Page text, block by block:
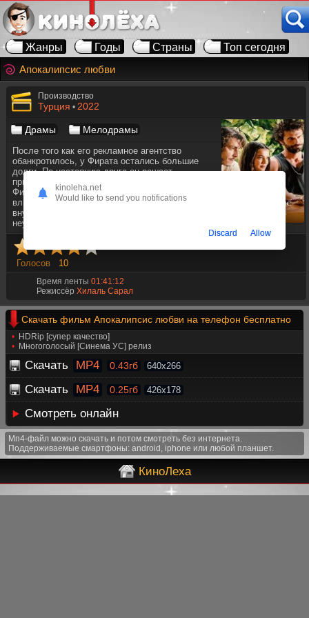
Жанры Годы Страны
Топ сегодня
Апокалипсис любви
Производство
Турция • 2022
Драмы Мелодрамы
После того как его рекламное агентство
обанкротилось, у Фирата остались большие
долги. По настоянию друга он решает
присоединиться к ретриту йоги на природе. Там
Фират знакомится с певицей, в которую
влюбляется. Вместе они отправляются во
внутреннее путешествие, чтобы преодолеть
неуверенность и найти друг друга.
Голосов 10
Время ленты 01:41:12
Режиссёр Хилаль Сарал
Скачать фильм Апокалипсис любви на телефон бесплатно
HDRip [супер качество]
Многоголосый [Синема УС] релиз
Скачать MP4 0.43гб 640x266
Скачать MP4 0.25гб 426x178
Смотреть онлайн
Мп4-файл можно скачать и потом смотреть без интернета.
Поддерживаемые смартфоны: android, iphone или любой планшет.
КиноЛеха
kinoleha.net
Would like to send you notifications
Discard Allow